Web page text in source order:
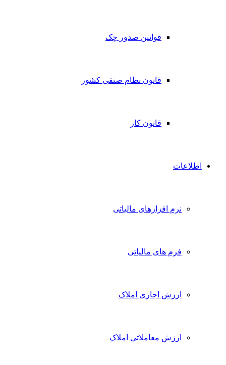
قوانین صدور چک
قانون نظام صنفی کشور
قانون کار
اطلاعات
نرم افزارهای مالیاتی
فرم های مالیاتی
ارزش اجاری املاک
ارزش معاملاتی املاک